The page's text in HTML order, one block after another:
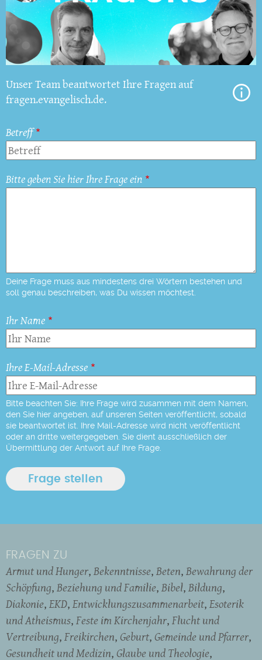
Unser Team beantwortet Ihre Fragen auf
fragen.evangelisch.de.
Betreff
Bitte geben Sie hier Ihre Frage ein
Deine Frage muss aus mindestens drei Wörtern bestehen und
soll genau beschreiben, was Du wissen möchtest.
Ihr Name
Ihre E-Mail-Adresse
Bitte beachten Sie: Ihre Frage wird zusammen mit dem Namen,
den Sie hier angeben, auf unseren Seiten veröffentlicht, sobald
sie beantwortet ist. Ihre Mail-Adresse wird nicht veröffentlicht
oder an dritte weitergegeben. Sie dient ausschließlich der
Übermittlung der Antwort auf Ihre Frage.
FRAGEN ZU
Armut und Hunger Bekenntnisse Beten Bewahrung der
Schöpfung Beziehung und Familie Bibel Bildung
Diakonie EKD Entwicklungszusammenarbeit Esoterik
und Atheismus Feste im Kirchenjahr Flucht und
Vertreibung Freikirchen Geburt Gemeinde und Pfarrer
Gesundheit und Medizin Glaube und Theologie